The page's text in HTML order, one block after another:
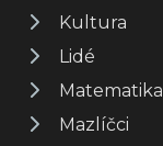
Kultura
Lidé
Matematika
Mazlíčci